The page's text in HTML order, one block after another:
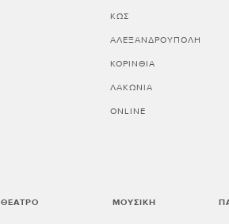
ΚΩΣ
ΑΛΕΞΑΝΔΡΟΥΠΟΛΗ
ΚΟΡΙΝΘΊΑ
ΛΑΚΩΝΊΑ
ONLINE
ΘΈΑΤΡΟ ΜΟΥΣΙΚΉ